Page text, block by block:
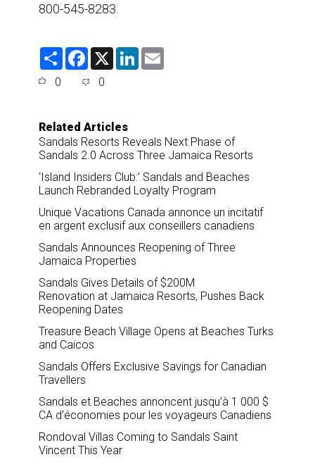
800-545-8283.
S
F
e
o
k
X
L
0 0
Related Articles
Sandals Resorts Reveals Next Phase of
Sandals 2.0 Across Three Jamaica Resorts
‘Island Insiders Club:’ Sandals and Beaches
Launch Rebranded Loyalty Program
Unique Vacations Canada annonce un incitatif
en argent exclusif aux conseillers canadiens
Sandals Announces Reopening of Three
Jamaica Properties
Sandals Gives Details of $200M
Renovation at Jamaica Resorts, Pushes Back
Reopening Dates
Treasure Beach Village Opens at Beaches Turks
and Caicos
Sandals Offers Exclusive Savings for Canadian
Travellers
Sandals et Beaches annoncent jusqu’à 1 000 $
CA d’économies pour les voyageurs Canadiens
Rondoval Villas Coming to Sandals Saint
Vincent This Year